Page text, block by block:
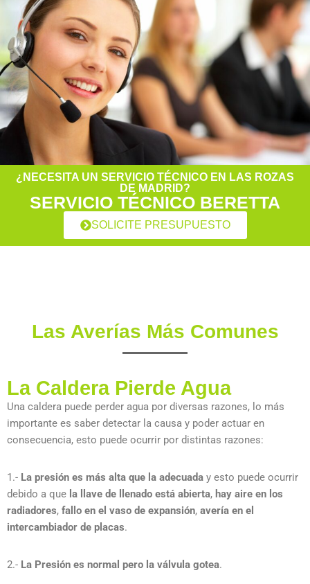
¿NECESITA UN SERVICIO TÉCNICO EN LAS ROZAS
DE MADRID?
SERVICIO TÉCNICO BERETTA
SOLICITE PRESUPUESTO
Las Averías Más Comunes
La Caldera Pierde Agua
Una caldera puede perder agua por diversas razones, lo más
importante es saber detectar la causa y poder actuar en
consecuencia, esto puede ocurrir por distintas razones:
1.- La presión es más alta que la adecuada y esto puede ocurrir
debido a que la llave de llenado está abierta, hay aire en los
radiadores, fallo en el vaso de expansión, avería en el
intercambiador de placas.
2.- La Presión es normal pero la válvula gotea.